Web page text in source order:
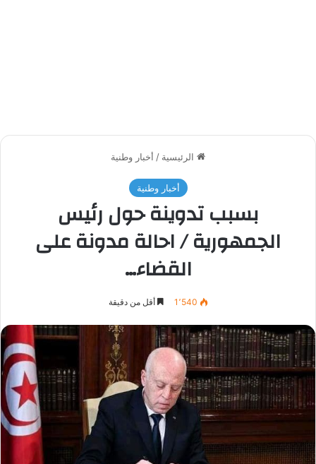
الرئيسية / أخبار وطنية
أخبار وطنية
بسبب تدوينة حول رئيس
الجمهورية / احالة مدونة على
القضاء…
1٬540 أقل من دقيقة